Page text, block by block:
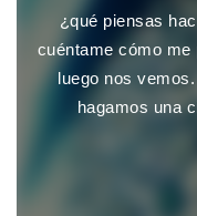
¿qué piensas
cuéntame cómo
luego nos
hagamos una